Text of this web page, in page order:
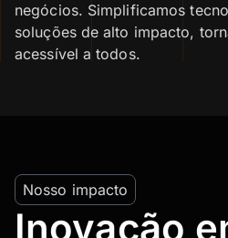
negócios. Simplificamos
soluções de alto impacto,
acessível a todos.
Nosso impacto
Inovação